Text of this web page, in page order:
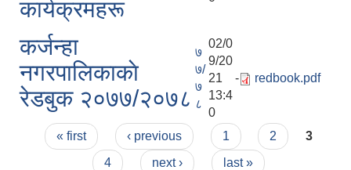
कार्यक्रमहरू
कर्जन्हा
नगरपालिकाकाे
रेडबुक २०७७/२०७८
७
७/
७
८
02/0
9/20
21 -
13:4
0
redbook.pdf
Pages
« first ‹ previous 1 2
3
4
next › last »